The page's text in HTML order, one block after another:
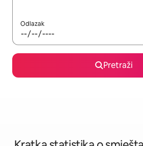
Odlazak
Pretraži